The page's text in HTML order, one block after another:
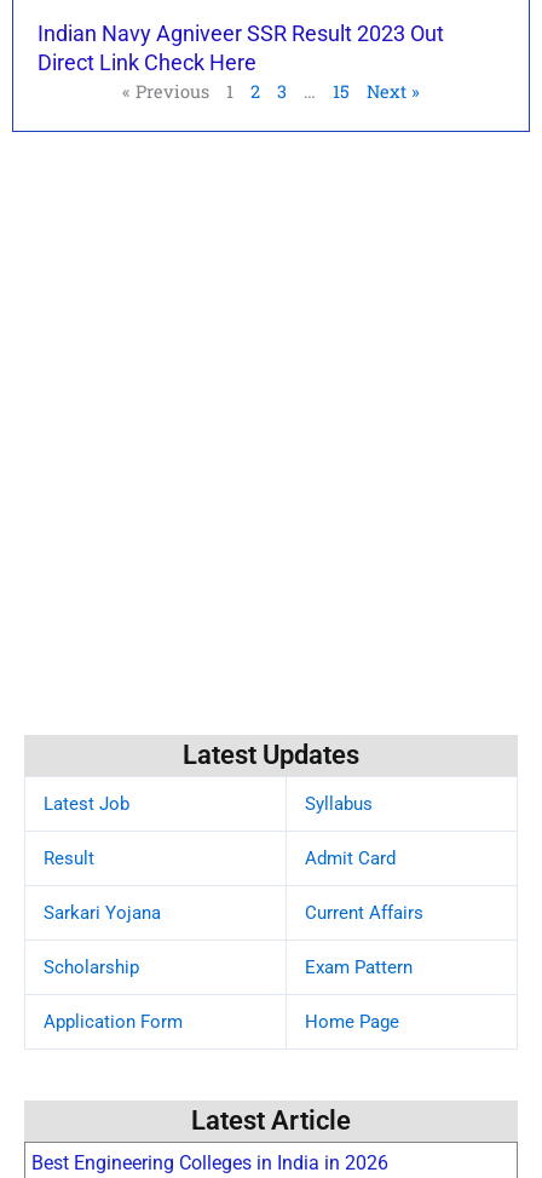
Indian Navy Agniveer SSR Result 2023 Out
Direct Link Check Here
« Previous 1 2 3 … 15 Next »
Latest Updates
Latest Job Syllabus
Result Admit Card
Sarkari Yojana Current Affairs
Scholarship Exam Pattern
Application Form Home Page
Latest Article
Best Engineering Colleges in India in 2026